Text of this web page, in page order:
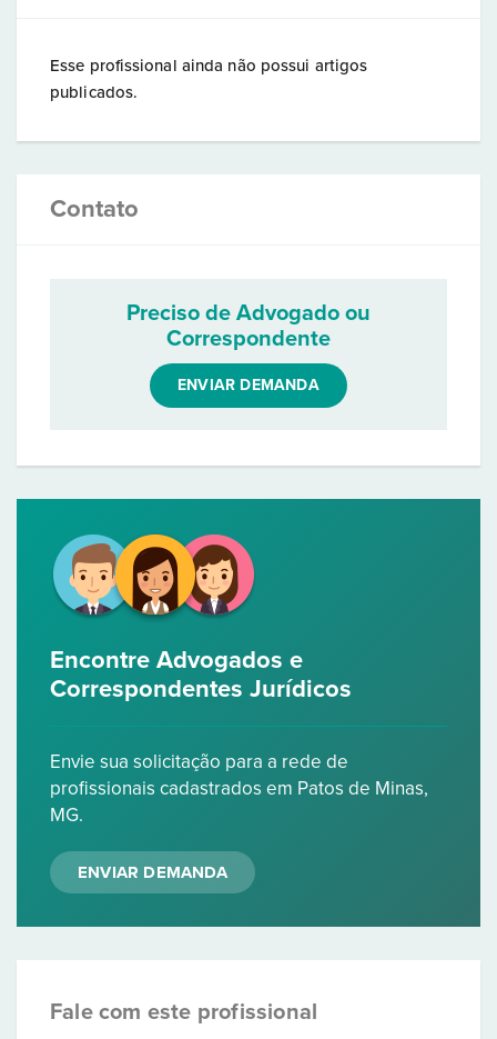
Esse profissional ainda não possui artigos
publicados.
Contato
Preciso de Advogado ou
Correspondente
ENVIAR DEMANDA
Encontre Advogados e
Correspondentes Jurídicos
Envie sua solicitação para a rede de
profissionais cadastrados em Patos de Minas,
MG.
ENVIAR DEMANDA
Fale com este profissional